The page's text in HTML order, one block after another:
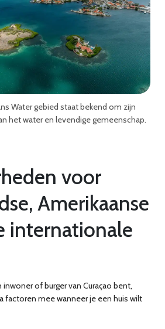
Water gebied staat bekend om zijn
het water en levendige gemeenschap.
voor
Amerikaanse
internationale
of burger van Curaçao bent,
factoren mee wanneer je een huis wilt